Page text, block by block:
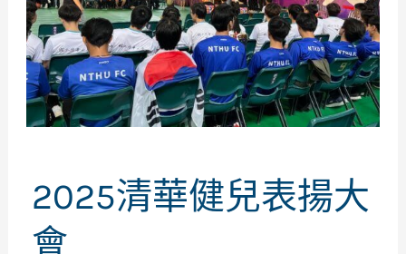
2025清華健兒表揚大
會